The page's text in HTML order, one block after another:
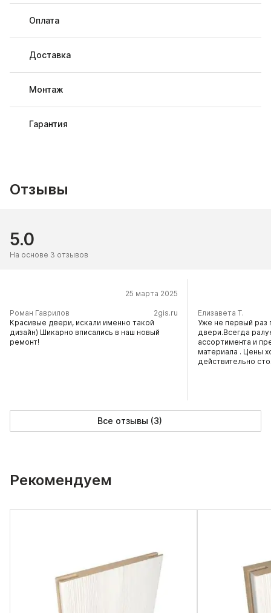
Оплата
Доставка
Монтаж
Гарантия
Отзывы
5.0
На основе 3 отзывов
25 марта 2025
​Роман Гаврилов
2gis.ru
Красивые двери, искали именно такой
дизайн) Шикарно вписались в наш новый
ремонт!
Елизавета Т.
Уже не первый раз
двери.Всегда
ассортимента и
материала . Цены
действительно
Все отзывы (3)
Рекомендуем